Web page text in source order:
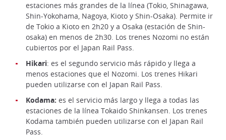
estaciones más grandes de la línea (Tokio, Shinagawa,
Shin-Yokohama, Nagoya, Kioto y Shin-Osaka). Permite ir
de Tokio a Kioto en 2h20 y a Osaka (estación de Shin-
osaka) en menos de 2h30. Los trenes Nozomi no están
cubiertos por el Japan Rail Pass.
Hikari: es el segundo servicio más rápido y llega a
menos estaciones que el Nozomi. Los trenes Hikari
pueden utilizarse con el Japan Rail Pass.
Kodama: es el servicio más largo y llega a todas las
estaciones de la línea Tokaido Shinkansen. Los trenes
Kodama también pueden utilizarse con el Japan Rail
Pass.